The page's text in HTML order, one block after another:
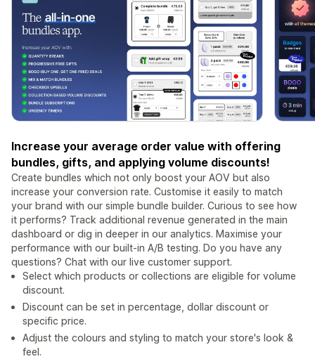
Increase your average order value with offering
bundles, gifts, and applying volume discounts!
Create bundles which not only boost your AOV but also
increase your conversion rate. Customise it easily to match
your brand with our simple bundle builder. Curious to see how
it performs? Track additional revenue generated in the main
dashboard or dig in deeper in our analytics. Maximise your
performance with our built-in A/B testing. Do you have any
questions? Chat with our live customer support.
Select which products or collections are eligible for volume
discount.
Discount can be set in percentage, dollar discount or
specific price.
Adjust the colours and styling to match your store's look &
feel.